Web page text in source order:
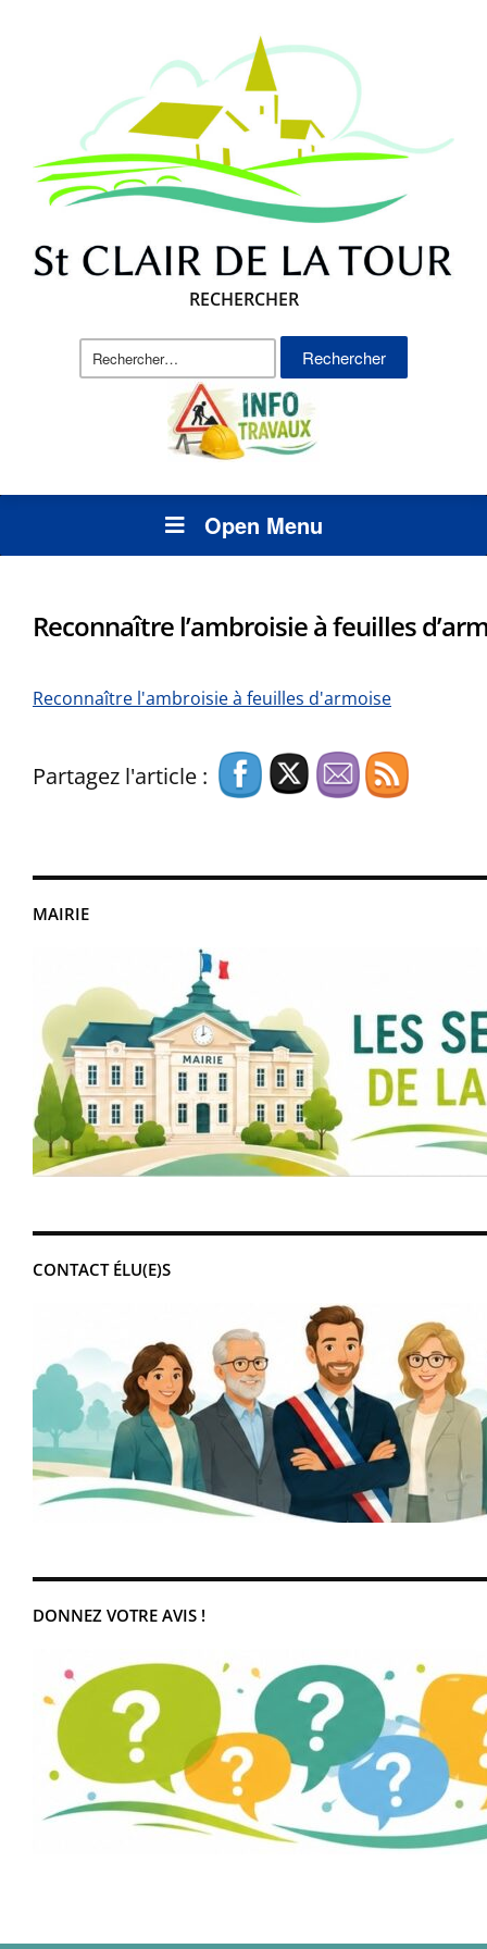
RECHERCHER
Rechercher :
Open Menu
MAIRIE
CONTACT ÉLU(E)S
DONNEZ VOTRE AVIS !
Reconnaître l’ambroisie à feuilles
Reconnaître l'ambroisie à feuilles d'armoise
Partagez l'article :